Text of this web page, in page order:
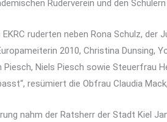
Ruderverein und den
ruderten neben Rona Schulz, der
2010, Christina Dunsing,
Piesch, Niels Piesch sowie Steuerfrau
resümiert die Obfrau Claudia
nahm der Ratsherr der Stadt Kiel